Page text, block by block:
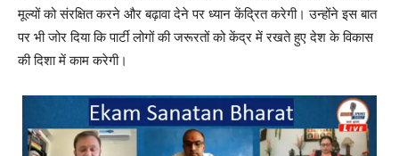
मूल्यों को संरक्षित करने और बढ़ावा देने पर ध्यान केंद्रित करेगी। उन्होंने इस बात
पर भी जोर दिया कि पार्टी लोगों की जरूरतों को केंद्र में रखते हुए देश के विकास
की दिशा में काम करेगी।